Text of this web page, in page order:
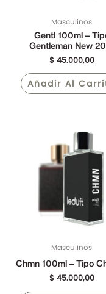
Masculinos
Gentl 100ml –
Gentleman New
$ 45.000,00
Añadir Al
Masculinos
Chmn 100ml – Tipo
$ 45.000,00